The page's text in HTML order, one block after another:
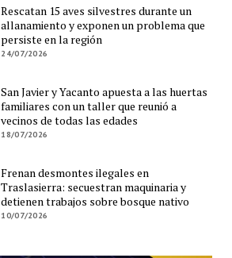
Rescatan 15 aves silvestres durante un
allanamiento y exponen un problema que
persiste en la región
24/07/2026
San Javier y Yacanto apuesta a las huertas
familiares con un taller que reunió a
vecinos de todas las edades
18/07/2026
Frenan desmontes ilegales en
Traslasierra: secuestran maquinaria y
detienen trabajos sobre bosque nativo
10/07/2026